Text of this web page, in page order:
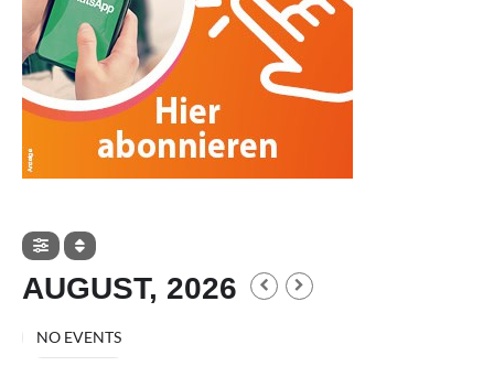
AUGUST, 2026
NO EVENTS